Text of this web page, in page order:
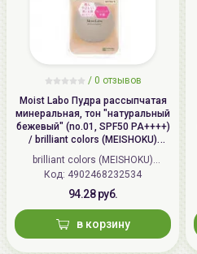
/ 0 отзывов
Moist Labo Пудра рассыпчатая
минеральная, тон "натуральный
бежевый" (no.01, SPF50 PA++++)
/ brilliant colors (MEISHOKU)
MOISTO-LABO BB MINERAL
FOUNDATION
brilliant colors (MEISHOKU)
(Япония)
Код: 4902468232534
94.28 руб.
в корзину